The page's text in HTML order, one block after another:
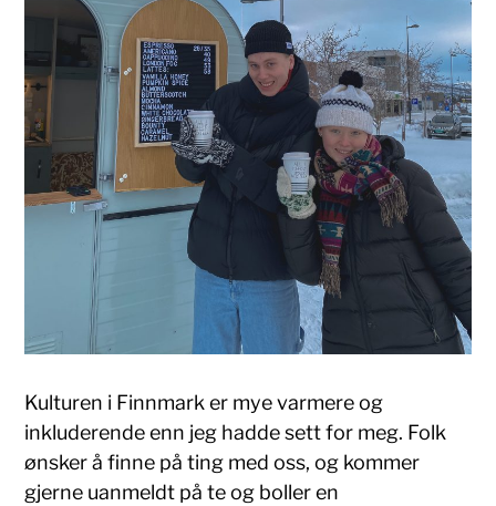
Kulturen i Finnmark er mye varmere og
inkluderende enn jeg hadde sett for meg. Folk
ønsker å finne på ting med oss, og kommer
gjerne uanmeldt på te og boller en